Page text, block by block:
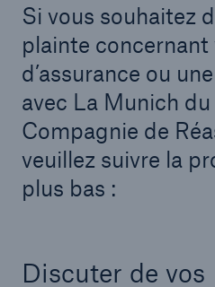
Si vous souhaitez
plainte
d’assurance ou
avec La Munich du
Compagnie de
veuillez suivre la
plus bas :
Discuter de vos
About Us
Find out more!
Ratings by agency
Munich Reinsurance